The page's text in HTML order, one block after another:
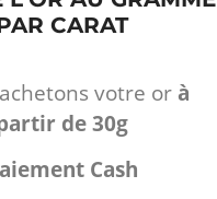
CARAT
votre orà
de 30g
Cash